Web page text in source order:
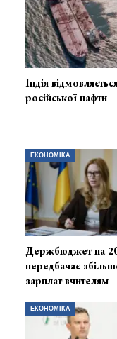
Індія
російської нафти
ЕКОНОМІКА
Держбюджет на
передбачає
зарплат вчителям
ЕКОНОМІКА